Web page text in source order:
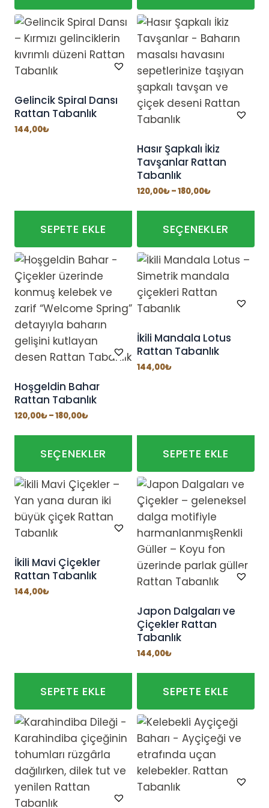
Gelincik Spiral Dansı
Rattan Tabanlık
144,00₺
SEPETE EKLE
Hasır Şapkalı İkiz
Tavşanlar Rattan
Tabanlık
120,00₺–180,00₺Fiyat
120,00₺
180,00₺
SEÇENEKLER
Bu
ürünün
birden
fazla
var.
Seçenekler
ürün
Hoşgeldin Bahar
Rattan Tabanlık
120,00₺–180,00₺Fiyat
120,00₺
180,00₺
SEÇENEKLER
Bu
ürünün
birden
fazla
var.
Seçenekler
ürün
İkili Mandala Lotus
Rattan Tabanlık
144,00₺
SEPETE EKLE
İkili Mavi Çiçekler
Rattan Tabanlık
144,00₺
SEPETE EKLE
Japon Dalgaları ve
Çiçekler Rattan
Tabanlık
144,00₺
SEPETE EKLE